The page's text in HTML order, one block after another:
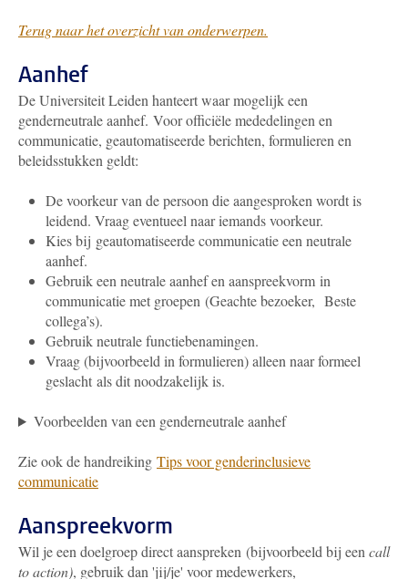
Terug naar het overzicht van onderwerpen.
Aanhef
De Universiteit Leiden hanteert waar mogelijk een
genderneutrale aanhef. Voor officiële mededelingen en
communicatie, geautomatiseerde berichten, formulieren en
beleidsstukken geldt:
De voorkeur van de persoon die aangesproken wordt is
leidend. Vraag eventueel naar iemands voorkeur.
Kies bij geautomatiseerde communicatie een neutrale
aanhef.
Gebruik een neutrale aanhef en aanspreekvorm in
communicatie met groepen (Geachte bezoeker, Beste
collega’s).
Gebruik neutrale functiebenamingen.
Vraag (bijvoorbeeld in formulieren) alleen naar formeel
geslacht als dit noodzakelijk is.
Voorbeelden van een genderneutrale aanhef
Zie ook de handreiking Tips voor genderinclusieve
communicatie
Aanspreekvorm
Wil je een doelgroep direct aanspreken (bijvoorbeeld bij een call
to action), gebruik dan 'jij/je' voor medewerkers,